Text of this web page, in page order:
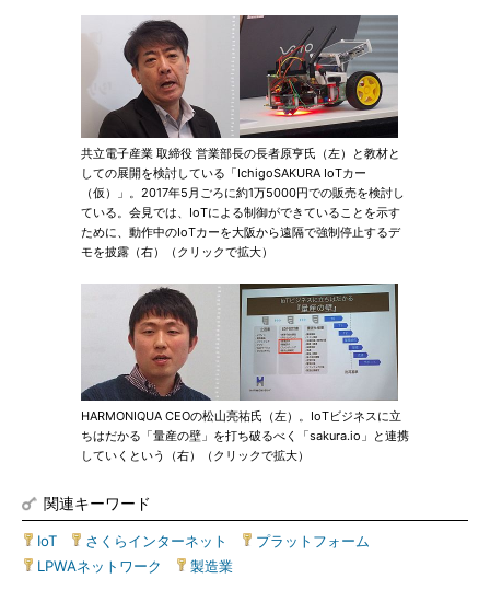
共立電子産業 取締役 営業部長の長者原亨氏（左）と教材と
しての展開を検討している「IchigoSAKURA IoTカー
（仮）」。2017年5月ごろに約1万5000円での販売を検討し
ている。会見では、IoTによる制御ができていることを示す
ために、動作中のIoTカーを大阪から遠隔で強制停止するデ
モを披露（右）（クリックで拡大）
HARMONIQUA CEOの松山亮祐氏（左）。IoTビジネスに立
ちはだかる「量産の壁」を打ち破るべく「sakura.io」と連携
していくという（右）（クリックで拡大）
関連キーワード
IoT さくらインターネット プラットフォーム
LPWAネットワーク
製造業